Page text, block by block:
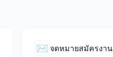
✉️ จดหมายสมัครงาน